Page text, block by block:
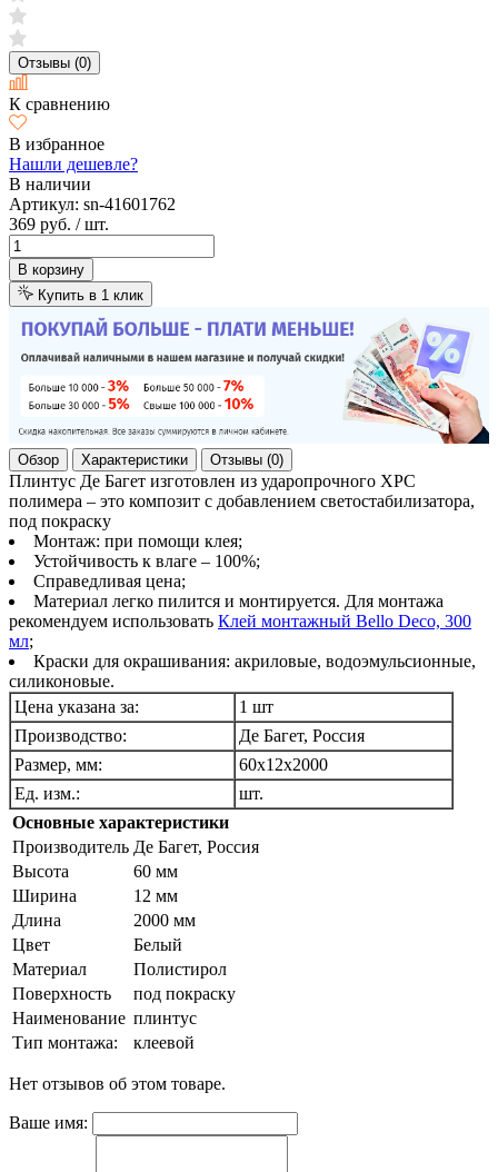
Отзывы (0)
К сравнению
В избранное
Нашли дешевле?
В наличии
Артикул: sn-41601762
369 руб. / шт.
В корзину
Купить в 1 клик
Обзор Характеристики Отзывы (0)
Плинтус Де Багет изготовлен из ударопрочного XPC
полимера – это композит с добавлением светостабилизатора,
под покраску
Монтаж: при помощи клея;
Устойчивость к влаге – 100%;
Справедливая цена;
Материал легко пилится и монтируется. Для монтажа
рекомендуем использовать Клей монтажный Bello Deco, 300
мл;
Краски для окрашивания: акриловые, водоэмульсионные,
силиконовые.
Цена указана за:
1 шт
Производство:
Де Багет, Россия
Размер, мм:
60х12х2000
Ед. изм.:
шт.
Основные характеристики
Производитель Де Багет, Pоссия
Высота
60 мм
Ширина
12 мм
Длина
2000 мм
Цвет
Белый
Материал
Полистирол
Поверхность
под покраску
Наименование плинтус
Тип монтажа:
клеевой
Нет отзывов об этом товаре.
Ваше имя: